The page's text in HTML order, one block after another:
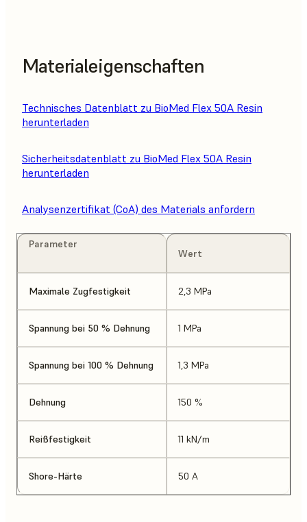
Materialeigenschaften
Technisches Datenblatt zu BioMed Flex 50A Resin
herunterladen
Sicherheitsdatenblatt zu BioMed Flex 50A Resin
herunterladen
Analysenzertifikat (CoA) des Materials anfordern
Parameter
Wert
Maximale Zugfestigkeit 2,3 MPa
Spannung bei 50 % Dehnung 1 MPa
Spannung bei 100 % Dehnung 1,3 MPa
Dehnung 150 %
Reißfestigkeit 11 kN/m
Shore-Härte 50 A